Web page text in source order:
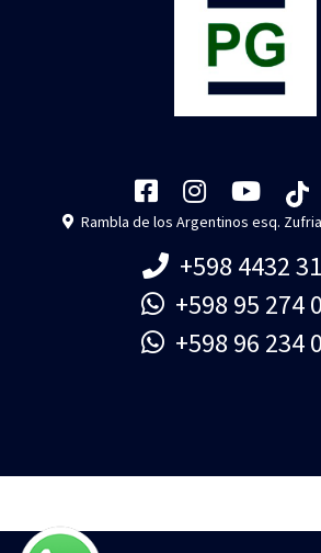
Rambla de los Argentinos esq.
+598 4432
+598 95 274
+598 96 234